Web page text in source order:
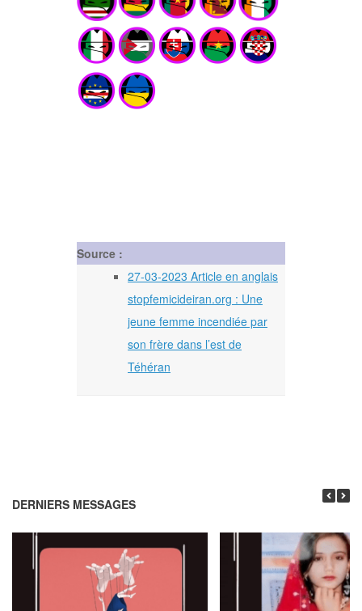
Source :
27-03-2023 Article en anglais
stopfemicideiran.org : Une
jeune femme incendiée par
son frère dans l’est de
Téhéran
DERNIERS MESSAGES